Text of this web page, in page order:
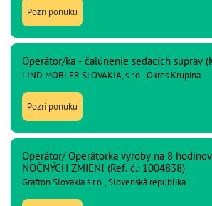
Pozri ponuku
Operátor/ka - čalúnenie sedacích súprav
LIND MOBLER SLOVAKIA, s.r.o., Okres Krupina
Pozri ponuku
Operátor/ Operátorka výroby na 8
NOČNÝCH ZMIEN! (Ref. č.: 1004838)
Grafton Slovakia s.r.o., Slovenská republika